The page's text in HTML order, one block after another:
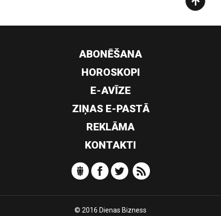
ABONĒŠANA
HOROSKOPI
E-AVĪZE
ZIŅAS E-PASTĀ
REKLĀMA
KONTAKTI
© 2016 Dienas Bizness